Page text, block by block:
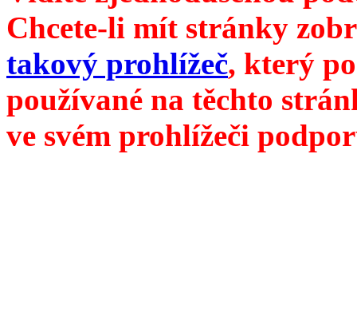
Chcete-li mít stránky
takový prohlížeč, který
používané na těchto
ve svém prohlížeči